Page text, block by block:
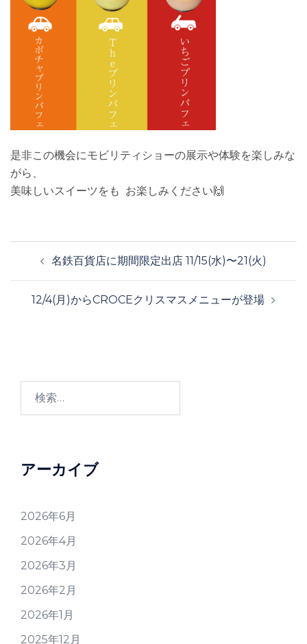
是非この機会にモビリティショーの展示や体験を楽しみな
がら、
美味しいスイーツをも お楽しみください🙌
ョ
名鉄百貨店に期間限定出店 11/15(水)〜21(火)
12/4(月)からCROCEクリスマスメニューが登場
アーカイブ
2026年6月
2026年4月
2026年3月
2026年2月
2026年1月
2025年12月